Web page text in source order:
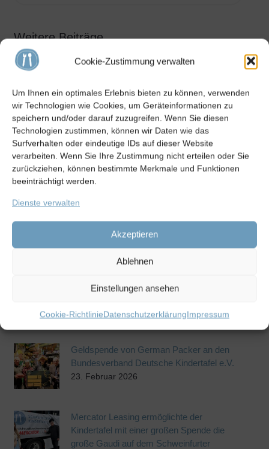
Cookie-Zustimmung verwalten
Um Ihnen ein optimales Erlebnis bieten zu können, verwenden
wir Technologien wie Cookies, um Geräteinformationen zu
speichern und/oder darauf zuzugreifen. Wenn Sie diesen
Technologien zustimmen, können wir Daten wie das
Surfverhalten oder eindeutige IDs auf dieser Website
verarbeiten. Wenn Sie Ihre Zustimmung nicht erteilen oder Sie
zurückziehen, können bestimmte Merkmale und Funktionen
beeinträchtigt werden.
Dienste verwalten
Akzeptieren
Ablehnen
Einstellungen ansehen
Cookie-RichtlinieDatenschutzerklärungImpressum
Weitere Beiträge
Spendenübergabe XXXLutz heute am
e.V.
27. Juli 2026
Schirmherr Michl Müller spendet 4500.-
Euro an die Schweinfurter Kindertafel e.V.
27. Juli 2026
Fachhandel Hepperle & Osinski spenden
1000.- Euro an die Schweinfurter
Kindertafel e.V.
27. Juli 2026
Gesundes Frühstück in der Julius-Kardinal-
Döpfner-Schule
21. Mai 2026
Geldspende von German Packer an den
Bundesverband Deutsche Kindertafel e.V.
23. Februar 2026
Mercator Leasing ermöglichte der
Kindertafel mit einer großen Spende die
große Gaudi auf dem Schweinfurter